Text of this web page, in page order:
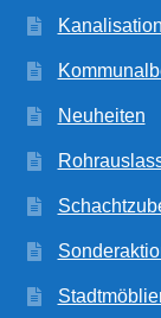
Kanalisation
Neuheiten